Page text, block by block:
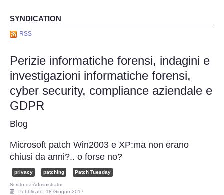
Perizia DVR
Perizia IoT e IIoT
Perizia Ransomware Malware
Perizia Incidente Stradale
INDAGINI DIGITALI
Digital Intelligence OSINT
SYNDICATION
RSS
Perizie informatiche forensi, indagini e
investigazioni informatiche forensi,
cyber security, compliance aziendale e
GDPR
Blog
Microsoft patch Win2003 e XP:ma non erano
chiusi da anni?.. o forse no?
privacy patching Patch Tuesday
Scritto da Administrator
Pubblicato: 18 Giugno 2017